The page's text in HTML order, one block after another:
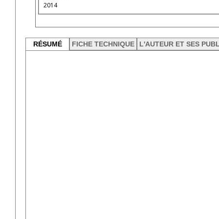
2014
RÉSUMÉ FICHE TECHNIQUE L'AUTEUR ET SES